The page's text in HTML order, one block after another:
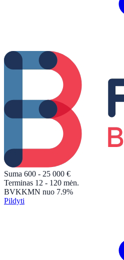
Suma 600 - 25 000 €
Terminas 12 - 120 mėn.
BVKKMN nuo 7.9%
Pildyti